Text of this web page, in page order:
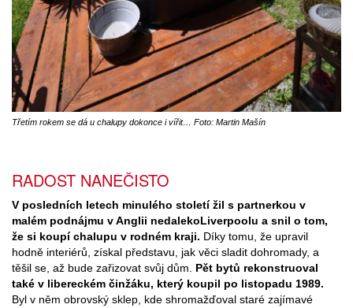
Třetím rokem se dá u chalupy dokonce i vířit… Foto: Martin Mašín
RADOST NANEČISTO
V posledních letech minulého století žil s partnerkou v
malém podnájmu v Anglii nedalekoLiverpoolu a snil o tom,
že si koupí chalupu v rodném kraji. Díky tomu, že upravil
hodně interiérů, získal představu, jak věci sladit dohromady, a
těšil se, až bude zařizovat svůj dům. Pět bytů rekonstruoval
také v libereckém činžáku, který koupil po listopadu 1989.
Byl v něm obrovský sklep, kde shromažďoval staré zajímavé